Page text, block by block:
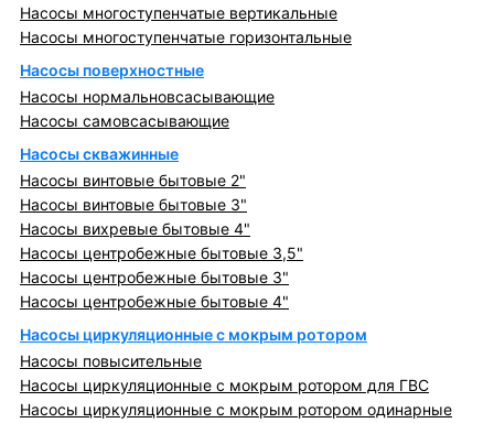
Насосы многоступенчатые вертикальные
Насосы многоступенчатые горизонтальные
Насосы поверхностные
Насосы нормальновсасывающие
Насосы самовсасывающие
Насосы скважинные
Насосы винтовые бытовые 2"
Насосы винтовые бытовые 3"
Насосы вихревые бытовые 4"
Насосы центробежные бытовые 3,5"
Насосы центробежные бытовые 3"
Насосы центробежные бытовые 4"
Насосы циркуляционные с мокрым ротором
Насосы повысительные
Насосы циркуляционные с мокрым ротором для ГВС
Насосы циркуляционные с мокрым ротором одинарные